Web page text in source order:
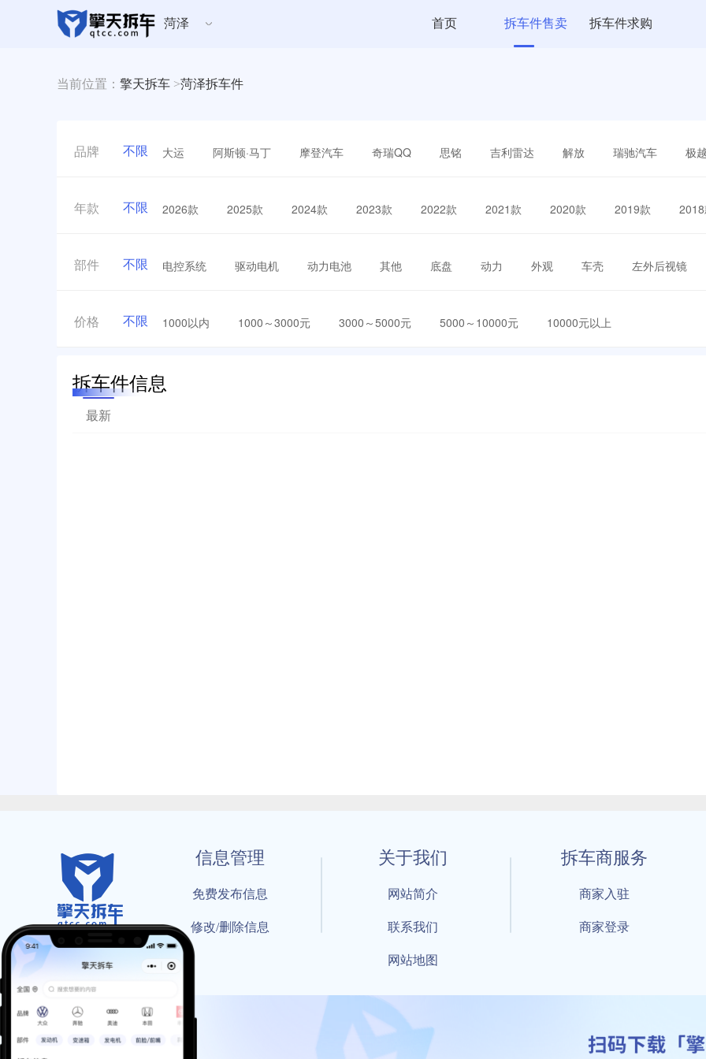
菏泽 首页 拆车件售卖 拆车件求购
当前位置： 擎天拆车 >菏泽拆车件
品牌 不限 大运 阿斯顿·马丁 摩登汽车 奇瑞QQ 思铭 吉利雷达 解放 瑞驰汽车 极
年款 不限 2026款 2025款 2024款 2023款 2022款 2021款 2020款 2019款
部件 不限 电控系统 驱动电机 动力电池 其他 底盘 动力 外观 车壳 左外后视镜
价格 不限 1000以内 1000～3000元 3000～5000元 5000～10000元 10000元以上
拆车件信息
最新
信息管理
免费发布信息
修改/删除信息
关于我们
网站简介
联系我们
网站地图
拆车商服务
商家入驻
商家登录
© 2021 By 擎天拆车-买卖拆车件，擎天拆车好省快 All Rights Reserved
工信部备案号：鲁ICP备18021004号-17 公安部备案号： 鲁公网安备